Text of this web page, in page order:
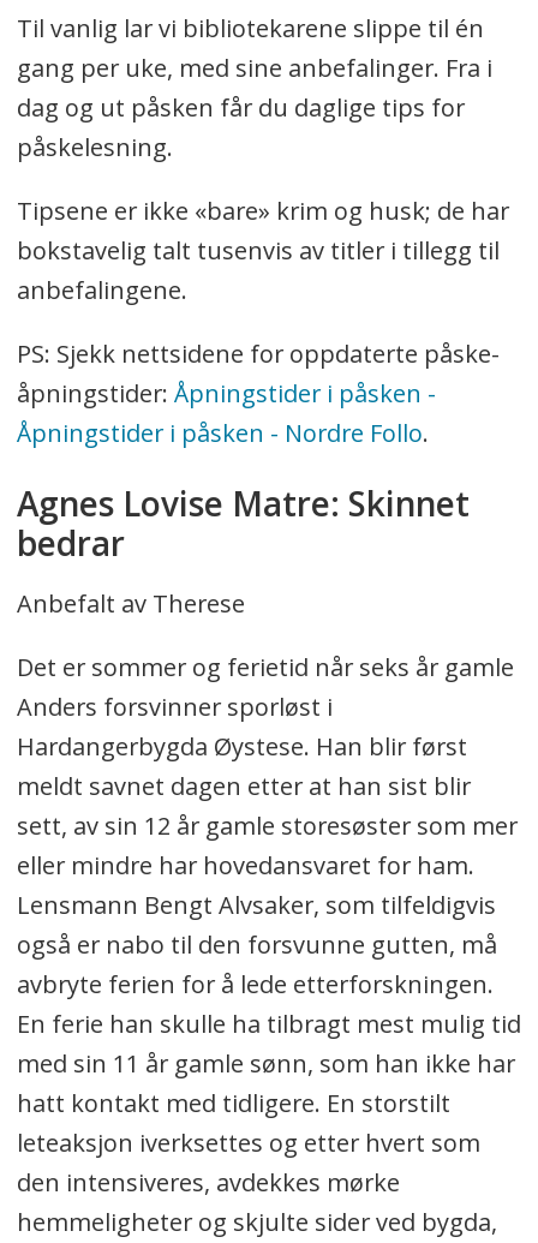
Til vanlig lar vi bibliotekarene slippe til én
gang per uke, med sine anbefalinger. Fra i
dag og ut påsken får du daglige tips for
påskelesning.
Tipsene er ikke «bare» krim og husk; de har
bokstavelig talt tusenvis av titler i tillegg til
anbefalingene.
PS: Sjekk nettsidene for oppdaterte påske-
åpningstider: Åpningstider i påsken -
Åpningstider i påsken - Nordre Follo.
Agnes Lovise Matre: Skinnet
bedrar
Anbefalt av Therese
Det er sommer og ferietid når seks år gamle
Anders forsvinner sporløst i
Hardangerbygda Øystese. Han blir først
meldt savnet dagen etter at han sist blir
sett, av sin 12 år gamle storesøster som mer
eller mindre har hovedansvaret for ham.
Lensmann Bengt Alvsaker, som tilfeldigvis
også er nabo til den forsvunne gutten, må
avbryte ferien for å lede etterforskningen.
En ferie han skulle ha tilbragt mest mulig tid
med sin 11 år gamle sønn, som han ikke har
hatt kontakt med tidligere. En storstilt
leteaksjon iverksettes og etter hvert som
den intensiveres, avdekkes mørke
hemmeligheter og skjulte sider ved bygda,